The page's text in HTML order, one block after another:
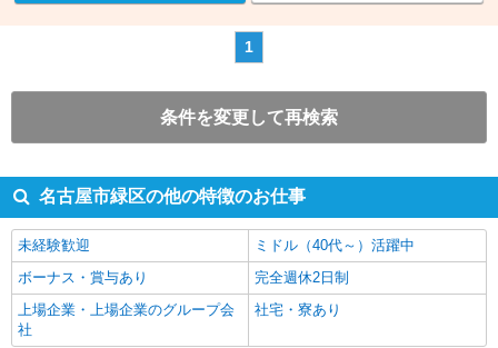
1
条件を変更して再検索
名古屋市緑区の他の特徴のお仕事
未経験歓迎
ミドル（40代～）活躍中
ボーナス・賞与あり
完全週休2日制
上場企業・上場企業のグループ会
社
社宅・寮あり